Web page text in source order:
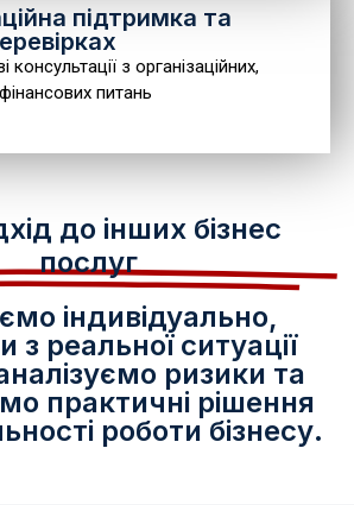
підтримка та
з організаційних,
питань
до інших бізнес
послуг
індивідуально,
з реальної ситуації
ризики та
практичні рішення
роботи бізнесу.